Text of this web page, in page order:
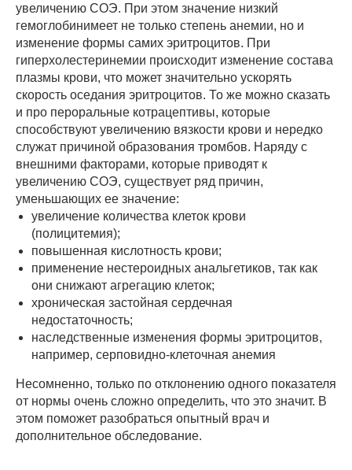
увеличению СОЭ. При этом значение низкий
гемоглобинимеет не только степень анемии, но и
изменение формы самих эритроцитов. При
гиперхолестеринемии происходит изменение состава
плазмы крови, что может значительно ускорять
скорость оседания эритроцитов. То же можно сказать
и про пероральные котрацептивы, которые
способствуют увеличению вязкости крови и нередко
служат причиной образования тромбов. Наряду с
внешними факторами, которые приводят к
увеличению СОЭ, существует ряд причин,
уменьшающих ее значение:
увеличение количества клеток крови
(полицитемия);
повышенная кислотность крови;
применение нестероидных анальгетиков, так как
они снижают агрегацию клеток;
хроническая застойная сердечная
недостаточность;
наследственные изменения формы эритроцитов,
например, серповидно-клеточная анемия
Несомненно, только по отклонению одного показателя
от нормы очень сложно определить, что это значит. В
этом поможет разобраться опытный врач и
дополнительное обследование.